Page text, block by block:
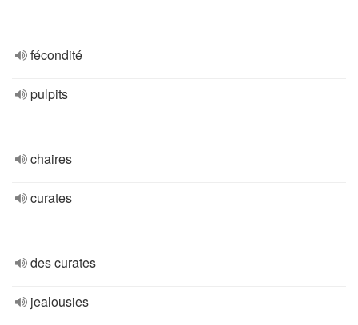
fécondité
pulpits
chaires
curates
des curates
jealousies